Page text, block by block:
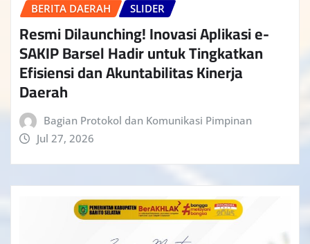
BERITA DAERAH SLIDER
Resmi Dilaunching! Inovasi Aplikasi e-
SAKIP Barsel Hadir untuk Tingkatkan
Efisiensi dan Akuntabilitas Kinerja
Daerah
Bagian Protokol dan Komunikasi Pimpinan
Jul 27, 2026